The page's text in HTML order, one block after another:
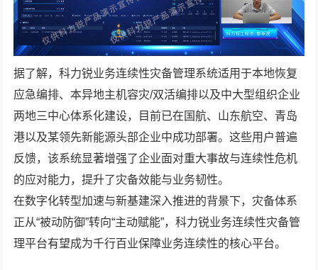
据了解，科力锐业务连续性灾备管理系统适用于本地恢复
应急编排、本异地主机容灾/双活编排以及中大型组织企业
两地三中心体系化建设，目前已在国航、山东航空、青岛
港以及某领先新能源头部企业中成功部署。这些用户普遍
反馈，该系统显著增强了企业面对重大事故与连续性危机
的应对能力，提升了灾备效能与业务韧性。
在数字化转型加速与新基建深入推进的背景下，灾备体系
正从“被动防御”转向“主动赋能”，科力锐业务连续性灾备管
理平台有望成为千行百业保障业务连续性的核心平台。